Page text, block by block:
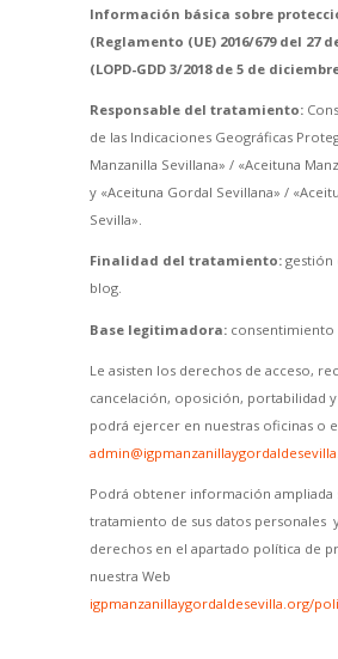
Información básica sobre
(Reglamento (UE) 2016/679 del 27
(LOPD-GDD 3/2018 de 5 de
Responsable del tratamiento:
de las Indicaciones Geográficas
Manzanilla Sevillana» / «Aceituna
y «Aceituna Gordal Sevillana» /
Sevilla».
Finalidad del tratamiento:gestión
blog.
Base legitimadora:consentimiento
Le asisten los derechos de acceso,
cancelación, oposición, portabilidad
podrá ejercer en nuestras oficinas o
Podrá obtener información ampliada
tratamiento de sus datos personales
derechos en el apartado política de
nuestra Web
igpmanzanillaygordaldesevilla.org/